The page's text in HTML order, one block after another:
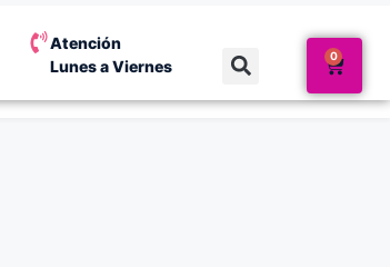
Atención
Lunes a Viernes
0